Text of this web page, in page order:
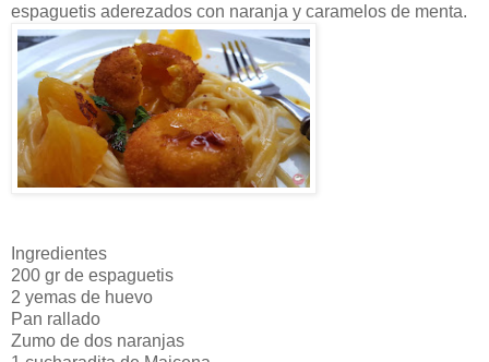
espaguetis aderezados con naranja y caramelos de menta.
Ingredientes
200 gr de espaguetis
2 yemas de huevo
Pan rallado
Zumo de dos naranjas